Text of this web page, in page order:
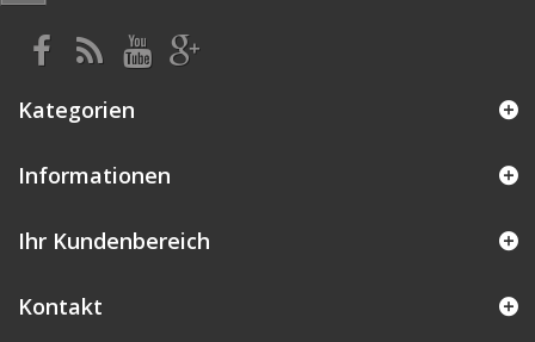
Kategorien
Informationen
Ihr Kundenbereich
Kontakt